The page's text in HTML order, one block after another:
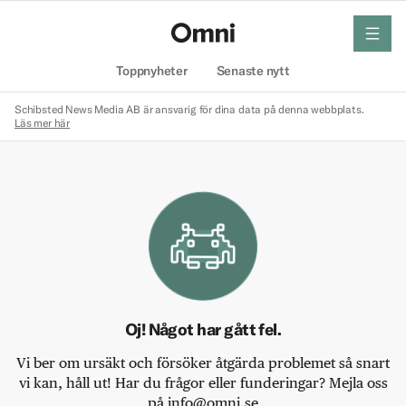
Toppnyheter Senaste nytt
meny
Schibsted News Media AB är ansvarig för dina data på denna webbplats.
Läs mer här
Oj! Något har gått fel.
Vi ber om ursäkt och försöker åtgärda problemet så snart
vi kan, håll ut! Har du frågor eller funderingar? Mejla oss